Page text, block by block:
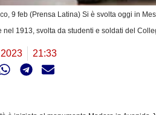
9 feb (Prensa Latina) Si è svolta oggi in
nel 1913, svolta da studenti e soldati del
21:33